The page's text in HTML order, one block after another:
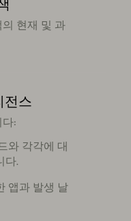
현재 및 과
전스
:
와 각각에 대
다.
앱과 발생 날